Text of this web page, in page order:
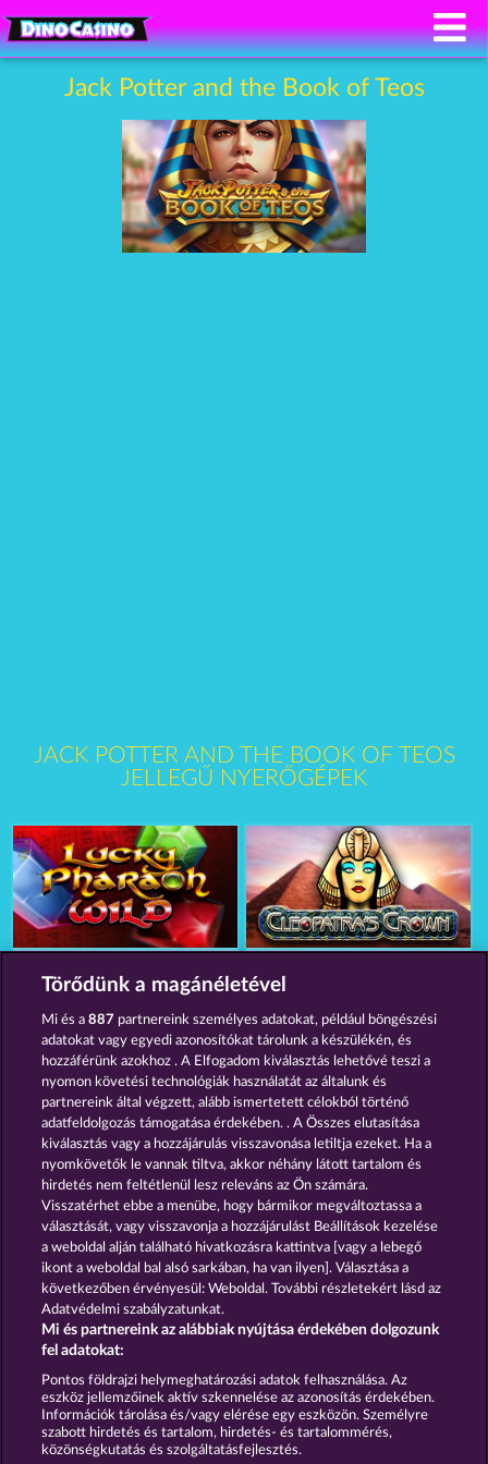
Jack Potter and the Book of Teos
JACK POTTER AND THE BOOK OF TEOS
JELLEGŰ NYERŐGÉPEK
Ramses Book Jack Potter and the Book of Dynasties
Részvételi feltételek
Adatkezelési tájékoztató Impresszum
A cég GYIK
Törődünk a magánéletével
Mi és a887 partnereink személyes adatokat, például böngészési
adatokat vagy egyedi azonosítókat tárolunk a készülékén, és
hozzáférünk azokhoz . A Elfogadom kiválasztás lehetővé teszi a
nyomon követési technológiák használatát az általunk és
partnereink által végzett, alább ismertetett célokból történő
adatfeldolgozás támogatása érdekében. . A Összes elutasítása
kiválasztás vagy a hozzájárulás visszavonása letiltja ezeket. Ha a
nyomkövetők le vannak tiltva, akkor néhány látott tartalom és
hirdetés nem feltétlenül lesz releváns az Ön számára.
Visszatérhet ebbe a menübe, hogy bármikor megváltoztassa a
választását, vagy visszavonja a hozzájárulást Beállítások kezelése
a weboldal alján található hivatkozásra kattintva [vagy a lebegő
ikont a weboldal bal alsó sarkában, ha van ilyen]. Választása a
következőben érvényesül: Weboldal. További részletekért lásd az
Adatvédelmi szabályzatunkat.
Mi és partnereink az alábbiak nyújtása érdekében dolgozunk
fel adatokat:
Pontos földrajzi helymeghatározási adatok felhasználása. Az
eszköz jellemzőinek aktív szkennelése az azonosítás érdekében.
Információk tárolása és/vagy elérése egy eszközön. Személyre
szabott hirdetés és tartalom, hirdetés- és tartalommérés,
közönségkutatás és szolgáltatásfejlesztés.